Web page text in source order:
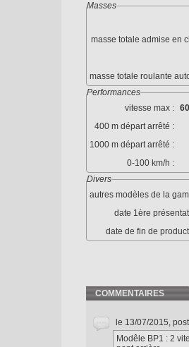
Masses
masse totale admise en
masse totale roulante
Performances
vitesse max :
400 m départ arrêté :
1000 m départ arrêté :
0-100 km/h :
Divers
autres modèles de la
date 1ère
date de fin de
COMMENTAIRES
le 13/07/2015,
Modêle BP1 : 2